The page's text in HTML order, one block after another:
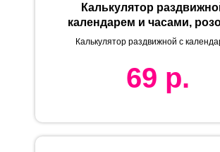
Калькулятор
календарем и часами,
9,6х5х1,4 см, пластик,
Калькулятор раздвижной с
69 р.